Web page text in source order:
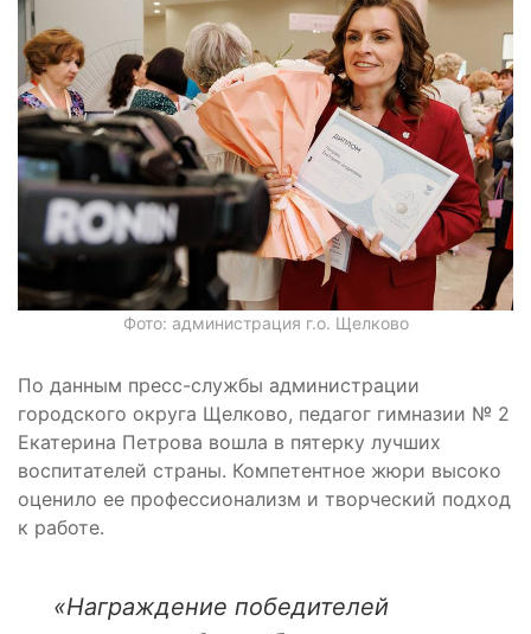
Фото: администрация г.о. Щелково
По данным пресс-службы администрации
городского округа Щелково, педагог гимназии № 2
Екатерина Петрова вошла в пятерку лучших
воспитателей страны. Компетентное жюри высоко
оценило ее профессионализм и творческий подход
к работе.
«Награждение победителей